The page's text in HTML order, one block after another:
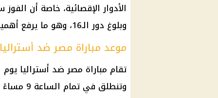
الأدوار الإقصائية، خاصة أن
وبلوغ دور الـ16، وهو ما يرفع أهمية اللقاء فنيًا وجماهيريًا.
موعد مباراة مصر ضد أستراليا
وتنطلق في تمام الساعة 9 مساءً بتوقيت القاهرة.